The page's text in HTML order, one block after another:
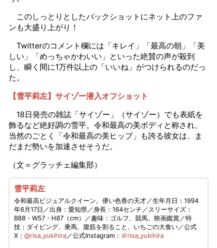
このしっとりとしたバックショットにネット上のファ
ンも大盛り上がり！
Twitterのコメント欄には「キレイ」「最高の朝」「美
しい」「めっちゃかわいい」といった絶賛の声が殺到
し、瞬く間に1万件以上の「いいね」がつけられるのだっ
た。
【雪平莉左】サイゾー潜入オフショット
18日発売の雑誌「サイゾー」（サイゾー）でも表紙を
飾るなど絶好調の雪平。令和最高の美ボディと称され、
当然のごとく「令和最高の美ヒップ」も誇る彼女は、ま
だまだ勢いを加速させそうだ。
（文＝グラッチェ編集部）
雪平莉左
令和最高ビジュアルクイーン。儚い色香の天才／生年月日：1994
年6月17日／出身：愛知県／身長：164センチ／スリーサイズ：
B88・W57・H87（cm）／趣味：ゴルフ、競馬、映画鑑賞／特
技：ダイビング、乗馬、腹筋を割ること、いちごの大食い／公式
X： @risa_yukihira／公式Instagram： ＠risa_yukihira